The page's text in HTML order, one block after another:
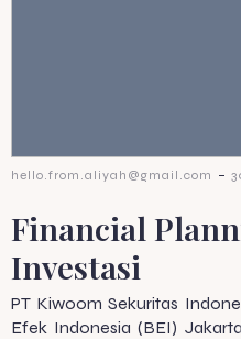
hello.from.aliyah@gmail.com -
Financial
Investasi
PT Kiwoom Sekuritas
Efek Indonesia (BEI)